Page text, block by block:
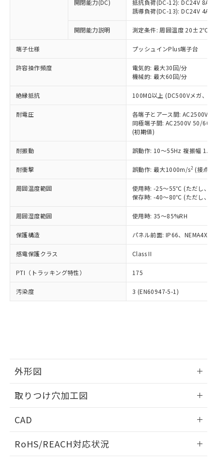
開閉能力(DC)
抵抗負荷(DC-12): DC24V 8A/
誘導負荷(DC-13): DC24V 4A/
開閉能力説明 測定条件: 周囲温度 20±2℃、
端子仕様 プッシュインPlus端子台
許容操作頻度
電気的: 最大30回/分
機械的: 最大60回/分
絶縁抵抗 100MΩ以上 (DC500Vメガ、点
耐電圧
各端子とアース間: AC2500V
同極端子間: AC2500V 50/
(初期値)
耐振動 誤動作: 10～55Hz 複振幅
耐衝撃 誤動作: 最大1000m/s2 (接点
周囲温度範囲
使用時: -25～55℃ (ただし、氷
保存時: -40～80℃ (ただし、氷
周囲湿度範囲 使用時: 35～85%RH
保護構造 パネル前面: IP66、NEMA4X,
感電保護クラス Class II
PTI（トラッキング特性） 175
汚染度 3 (EN60947-5-1)
外形図
取りつけ穴加工図
CAD
ドすることができます。
RoHS/REACH対応状況
ことをご了承ください。
在庫状況および標準価格照会結果は、
記載している更新日時点での社内デー
タに基づき作成されるものであり、閲
覧された時点での実際の在庫および標
準価格とは異なる場合があることをご
正式な納期状況および標準価格はお客
様のお取引先、またはお客様担当のオ
ムロン制御機器販売店・当社販売員に
オムロン制御機器販売店や当社販売拠
販売ネットワーク
」をご確認
在庫状況および標準価格結果を当社の
事前の承諾なく第三者に漏洩または開
示しないようお願いします。
マイパーツ機能（部品リスト作成サー
ビス）をご利用いただくには、I-Web
メンバーズにご登録されている必要が
お客様が当ウェブサイト上で当社にご
登録された部品リストについて、当社
および当社の共同利用者が、当社の製
品・サービスに関するお客様との取
引・商談に必要な範囲で利用すること
をご了承ください。
※当社の共同利用者とは、"個人情報
の「1.共同利
用者の範囲」に記載されている法人を
むを得ず変更することがあります。
*EU RoHS指令（10物質）：
鉛(Pb) 1000ppm以下、 水銀(Hg) 1000ppm以下、 カド
ミウム(Cd) 100ppm以下、
六価クロム(Cr(Ⅵ)) 1000ppm以下、ポリ臭化ビフェニル
類(PBB) 1000ppm以下、ポリ臭化ジフェニルエーテル類
(PBDE) 1000ppm以下、フタル酸ビス(2-エチルヘキシ
ル) (DEHP)(別名：DOP) 1000ppm以下、フタル酸ブチ
(DIBP) 1000ppm以下
但し、RoHS指令で産業用監視および制御機器に対する
フタル酸エステル類の４物質については閾値を超える意
図的な使用がないことを確認しています。
部品在庫の切り替え状況などにより、予定
月が前後することがあります。
※3 非含有証明書ダウンロード
下記の非含有証明書をダウンロードするこ
とができます。
EU RoHS指令（10物質）の非含有証明書
51物質の非含有証明書（当社基準）
※本証明書は発行日時点で非含有を証明す
欄に対応日を記載しておりました。
既に当社にて対応品への在庫切替を完了
り、2022年1月12日より割愛しておりま
す。
「－」：未確認です。当社販売部門へお問
*中国RoHS10物質の基準値 (GB/T26572)：
Pb(鉛) :1000ppm、 Hg(水銀) : 1000ppm、 Cd(カドミウ
ニル類) : 1000ppm、 PBDEs(ポリ臭化ジフェニルエーテ
DBP(フタル酸ジブチル) : 1000ppm、 DIBP(フタル酸ジ
イソブチル) : 1000ppm、 BBP(フタル酸ブチルベンジ
ル) : 1000ppm、
DEHP(フタル酸ビス(2-エチルヘキシル)) : 1000ppm
「ｅ」：有害物質（10物質）のすべてが基
準値以下であることを示します。
「10」：通常の使用状況下において有害物
質が外部に漏えいし、環境に深刻な影響を
及ぼさない年数を意味します。
「－」：未確認です。当社販売部門へお問
い合わせください。
当社は、これら貴社製品のうち、外国
為替および外国貿易法に定める商品
（以下｢規制貨物等」という）を輸出
または国外への提供する場合は、日本
国政府の輸出許可(または役務取引許
可)を取得するなどの必要な手続きを
当社は規制貨物を破棄する場合は、完
全に破砕するなど、違法に輸出されな
いよう必要な手段を講じます。
当社は貴社製品を、核兵器、ミサイ
ル、化学兵器、生物兵器またはその他
武器並びにこれらの製造装置等に一切
当社は、貴社製品を第三者に販売する
場合は、上記1、2および3の内容を当
該第三者に通知します。また当社は、
販売先および販売に係わる関係者が違
法に輸出するおそれがある場合は、取
り引きをいたしません。
○ 一定数以上の在庫あり
一定数には満たないが在庫あり
在庫なし(最新の在庫状況につ
いては、お客様のお取引先、ま
たはお客様担当のオムロン制御
機器販売店・当社販売員にご確
白
受注生産機種、また在庫状況の
情報を公開していない機種